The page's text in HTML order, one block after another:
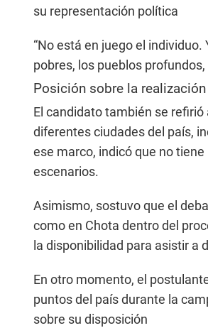
su representación política
“No está en juego el
pobres, los pueblos
Posición sobre la
El candidato también se
diferentes ciudades del país,
ese marco, indicó que no
escenarios.
Asimismo, sostuvo que el
como en Chota dentro del
la disponibilidad para asistir a
En otro momento, el
puntos del país durante la
sobre su disposición